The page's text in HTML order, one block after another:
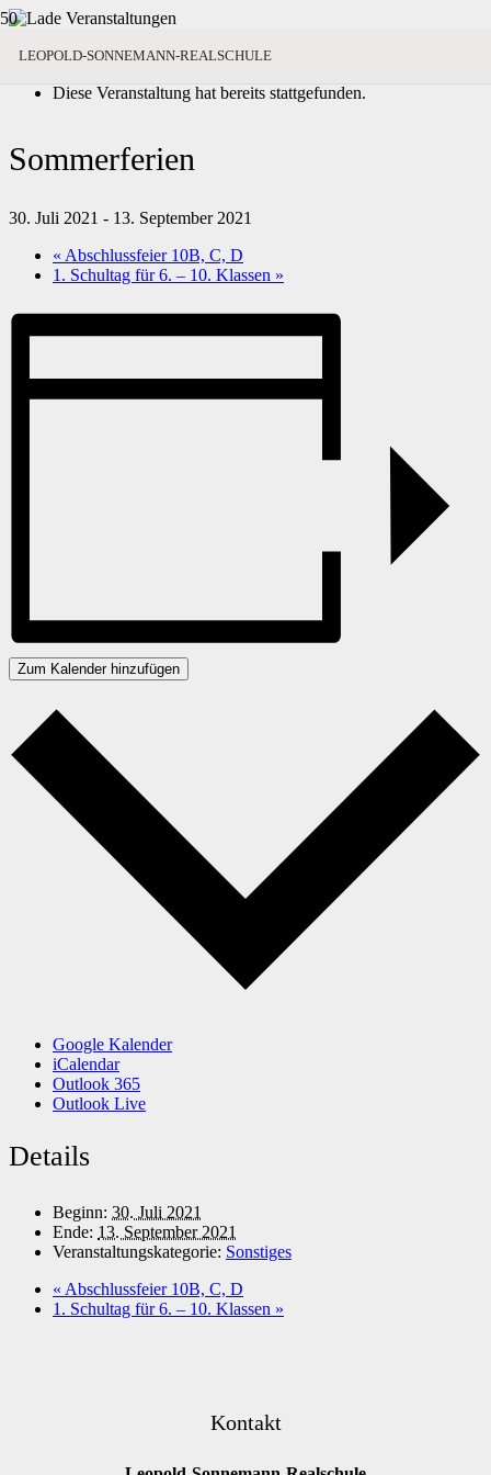
LEOPOLD-SONNEMANN-REALSCHULE
« Alle Veranstaltungen
Diese Veranstaltung hat bereits stattgefunden.
Sommerferien
30. Juli 2021 - 13. September 2021
« Abschlussfeier 10B, C, D
1. Schultag für 6. – 10. Klassen »
Zum Kalender hinzufügen
Google Kalender
iCalendar
Outlook 365
Outlook Live
Details
Beginn: 30. Juli 2021
Ende: 13. September 2021
Veranstaltungskategorie: Sonstiges
« Abschlussfeier 10B, C, D
1. Schultag für 6. – 10. Klassen »
Kontakt